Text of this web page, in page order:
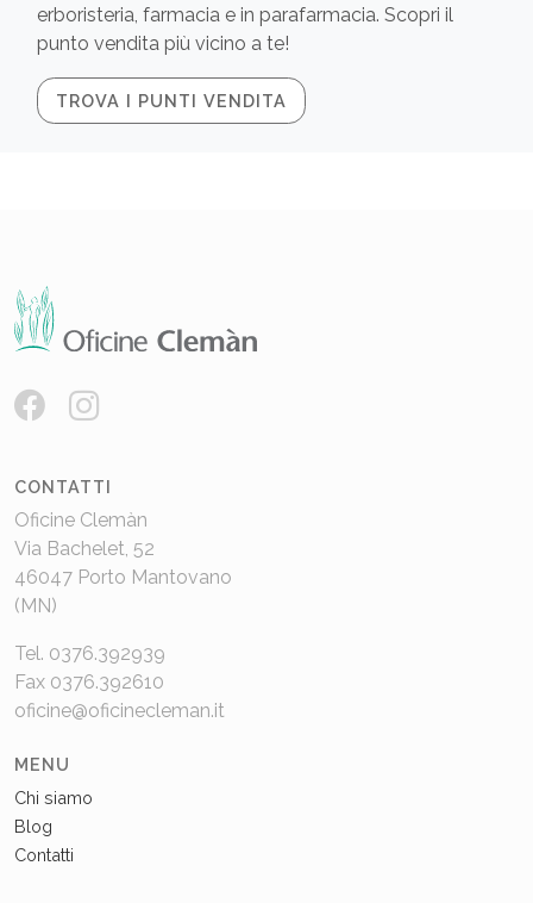
erboristeria, farmacia e in parafarmacia. Scopri il
punto vendita più vicino a te!
TROVA I PUNTI VENDITA
CONTATTI
Oficine Clemàn
Via Bachelet, 52
46047 Porto Mantovano
(MN)
Tel. 0376.392939
Fax 0376.392610
oficine@oficinecleman.it
MENU
Chi siamo
Blog
Contatti